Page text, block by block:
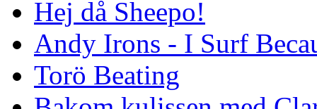
Hej då Sheepo!
Andy Irons - I Surf
Torö Beating